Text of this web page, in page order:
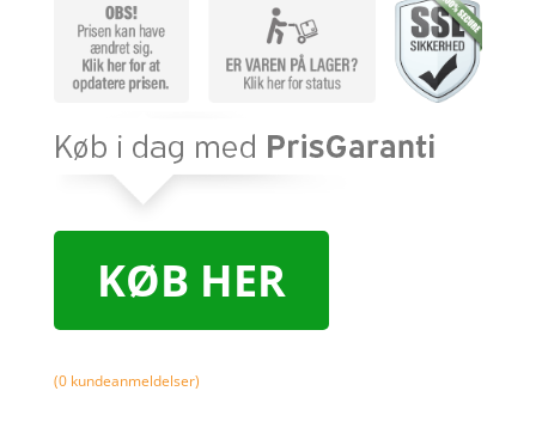
KØB HER
(0kundeanmeldelser)